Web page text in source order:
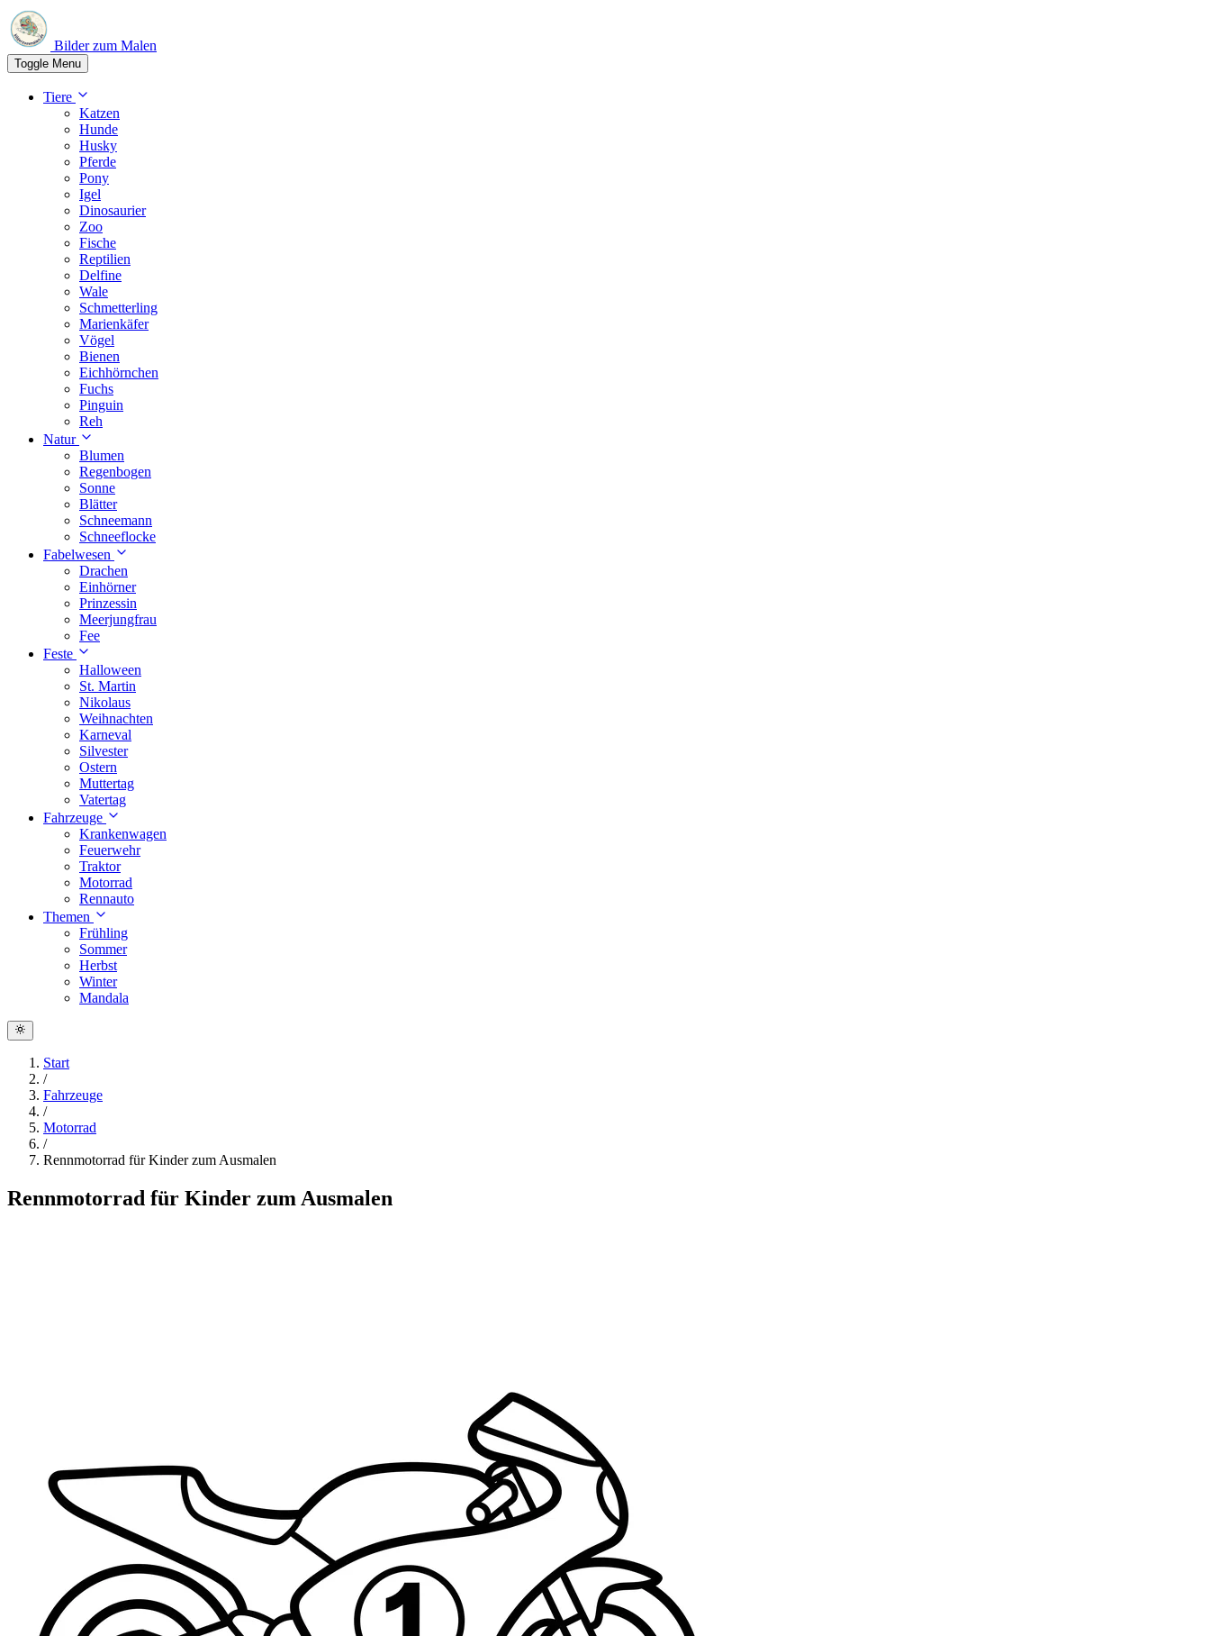
Bilder zum Malen
Toggle Menu
Tiere
Katzen
Hunde
Husky
Pferde
Pony
Igel
Dinosaurier
Zoo
Fische
Reptilien
Delfine
Wale
Schmetterling
Marienkäfer
Vögel
Bienen
Eichhörnchen
Fuchs
Pinguin
Reh
Natur
Blumen
Regenbogen
Sonne
Blätter
Schneemann
Schneeflocke
Fabelwesen
Drachen
Einhörner
Prinzessin
Meerjungfrau
Fee
Feste
Halloween
St. Martin
Nikolaus
Weihnachten
Karneval
Silvester
Ostern
Muttertag
Vatertag
Fahrzeuge
Krankenwagen
Feuerwehr
Traktor
Motorrad
Rennauto
Themen
Frühling
Sommer
Herbst
Winter
Mandala
Start
/
Fahrzeuge
/
Motorrad
/
Rennmotorrad für Kinder zum Ausmalen
Rennmotorrad für Kinder zum Ausmalen